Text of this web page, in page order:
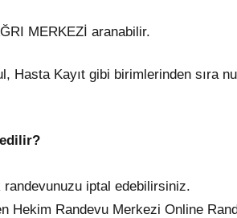
MERKEZİ aranabilir.
Hasta Kayıt gibi birimlerinden sıra
randevunuzu iptal edebilirsiniz.
Hekim Randevu Merkezi Online